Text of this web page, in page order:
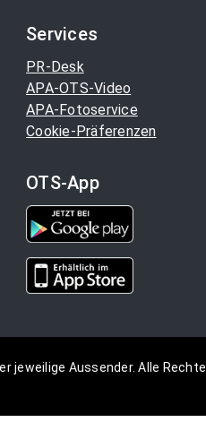
Services
PR-Desk
APA-OTS-Video
APA-Fotoservice
Cookie-Präferenzen
OTS-App
jeweilige Aussender. Alle Rechte